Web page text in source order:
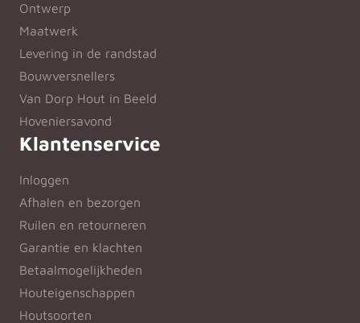
Ontwerp
Maatwerk
Levering in de randstad
Bouwversnellers
Van Dorp Hout in Beeld
Hoveniersavond
Klantenservice
Inloggen
Afhalen en bezorgen
Ruilen en retourneren
Garantie en klachten
Betaalmogelijkheden
Houteigenschappen
Houtsoorten